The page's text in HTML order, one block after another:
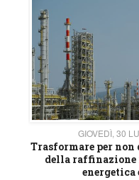
GIOVEDÌ, 30
Trasformare per
della raffinazione
energetica